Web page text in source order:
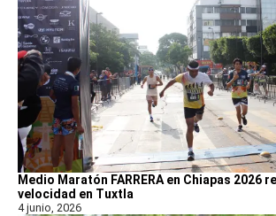
Medio Maratón FARRERA en Chiapas 2026
velocidad en Tuxtla
4 junio, 2026